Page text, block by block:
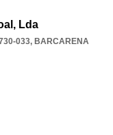
Lda
033, BARCARENA